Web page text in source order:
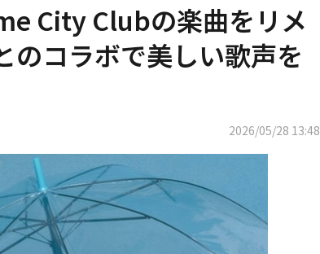
City Clubの楽曲をリメ
のコラボで美しい歌声を
2026/05/28 13:48